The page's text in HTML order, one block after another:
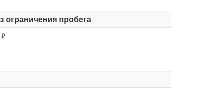
ограничения пробега
₽